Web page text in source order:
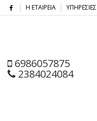
Η ΕΤΑΙΡΕΙΑ ΥΠΗΡΕΣΙΕΣ
6986057875
2384024084